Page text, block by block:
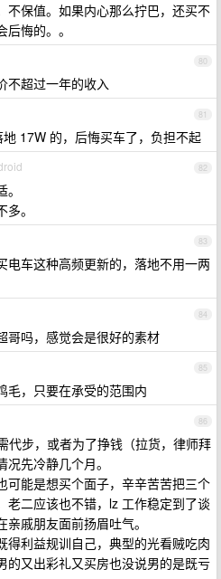
不保值。如果内心那么拧巴，还买不
悔的。。
80
不超过一年的收入
81
17W 的，后悔买车了，负担不起
82
。
83
电车这种高频更新的，落地不用一两
84
哥吗，感觉会是很好的素材
85
毛，只要在承受的范围内
86
代步，或者为了挣钱（拉货，律师拜
先冷静几个月。
可能是想买个面子，辛辛苦苦把三个
老二应该也不错，lz 工作稳定到了谈
戚朋友面前扬眉吐气。
得利益规训自己，典型的光看贼吃肉
的又出彩礼又买房也没说男的是既亏